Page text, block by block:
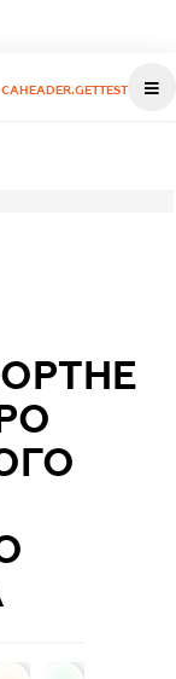
CAHEADER.GETTEST